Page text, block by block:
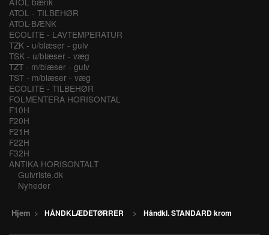
ATOL - TILBEHØR
ATOL-BÆNK
ECOLITE - LAVTEMPERATUR
TZK - u/blæser - gulv
TSK - u/blæser - væg
TZT - m/blæser - gulv
TST - m/blæser - væg
ECOLITE - TILBEHØR
FOLMENTERA HORISONTAL
F10H
F20H
F21H
F22H
F32H
ANTIKA HORISONTALT
Gulvriste.dk
Nyheder
Hjem > HÅNDKLÆDETØRRER > Håndkl. STANDARD krom